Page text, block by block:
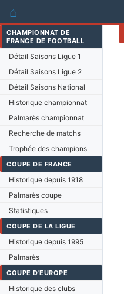
⌂
CHAMPIONNAT DE
FRANCE DE FOOTBALL
Détail Saisons Ligue 1
Détail Saisons Ligue 2
Détail Saisons National
Historique championnat
Palmarès championnat
Recherche de matchs
Trophée des champions
COUPE DE FRANCE
Historique depuis 1918
Palmarès coupe
Statistiques
COUPE DE LA LIGUE
Historique depuis 1995
Palmarès
COUPE D'EUROPE
Historique des clubs